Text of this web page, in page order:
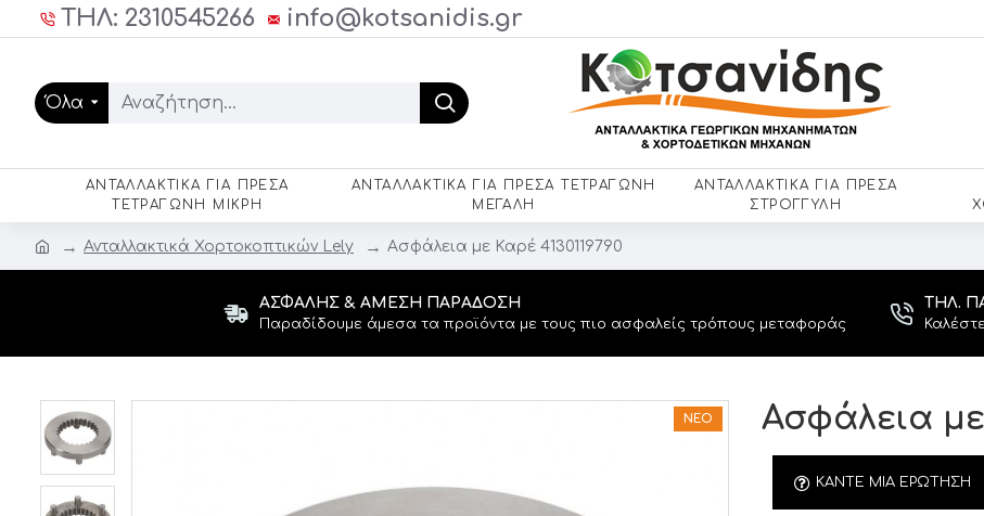
ΤΗΛ: 2310545266 info@kotsanidis.gr
Όλα
ΑΝΤΑΛΛΑΚΤΙΚΆ ΓΙΑ ΠΡΈΣΑ
ΤΕΤΡΆΓΩΝΗ ΜΙΚΡΉ
ΑΝΤΑΛΛΑΚΤΙΚΆ ΓΙΑ ΠΡΈΣΑ ΤΕΤΡΆΓΩΝΗ
ΜΕΓΆΛΗ
ΑΝΤΑΛΛΑΚΤΙΚΆ ΓΙΑ ΠΡΈΣΑ
ΣΤΡΌΓΓΥΛΗ
Ανταλλακτικά Χορτοκοπτικών Lely Ασφάλεια με Καρέ 4130119790
ΑΣΦΑΛΉΣ & ΆΜΕΣΗ ΠΑΡΆΔΟΣΗ
Παραδίδουμε άμεσα τα προϊόντα με τους πιο ασφαλείς τρόπους μεταφοράς
ΤΗΛ.
ΝΈΟ Ασφάλεια με
ΚΆΝΤΕ ΜΙΑ ΕΡΏΤΗΣΗ